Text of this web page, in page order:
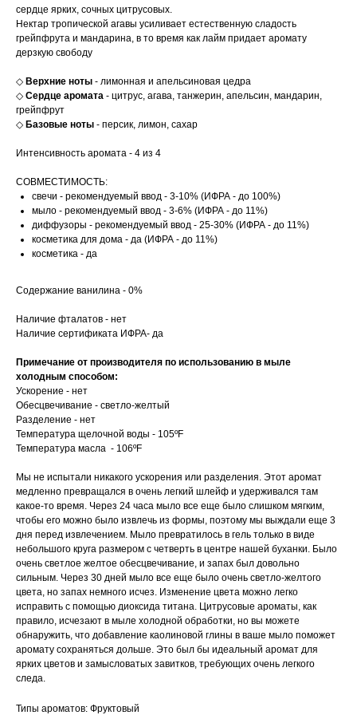
сердце ярких, сочных цитрусовых.
Нектар тропической агавы усиливает естественную сладость
грейпфрута и мандарина, в то время как лайм придает аромату
дерзкую свободу
◇ Верхние ноты - лимонная и апельсиновая цедра
◇ Сердце аромата - цитрус, агава, танжерин, апельсин, мандарин,
грейпфрут
◇ Базовые ноты - персик, лимон, сахар
Интенсивность аромата - 4 из 4
СОВМЕСТИМОСТЬ:
свечи - рекомендуемый ввод - 3-10% (ИФРА - до 100%)
мыло - рекомендуемый ввод - 3-6% (ИФРА - до 11%)
диффузоры - рекомендуемый ввод - 25-30% (ИФРА - до 11%)
косметика для дома - да (ИФРА - до 11%)
косметика - да
Содержание ванилина - 0%
Наличие фталатов - нет
Наличие сертификата ИФРА- да
Примечание от производителя по использованию в мыле
холодным способом:
Ускорение - нет
Обесцвечивание - светло-желтый
Разделение - нет
Температура щелочной воды - 105ºF
Температура масла - 106ºF
Мы не испытали никакого ускорения или разделения. Этот аромат
медленно превращался в очень легкий шлейф и удерживался там
какое-то время. Через 24 часа мыло все еще было слишком мягким,
чтобы его можно было извлечь из формы, поэтому мы выждали еще 3
дня перед извлечением. Мыло превратилось в гель только в виде
небольшого круга размером с четверть в центре нашей буханки. Было
очень светлое желтое обесцвечивание, и запах был довольно
сильным. Через 30 дней мыло все еще было очень светло-желтого
цвета, но запах немного исчез. Изменение цвета можно легко
исправить с помощью диоксида титана. Цитрусовые ароматы, как
правило, исчезают в мыле холодной обработки, но вы можете
обнаружить, что добавление каолиновой глины в ваше мыло поможет
аромату сохраняться дольше. Это был бы идеальный аромат для
ярких цветов и замысловатых завитков, требующих очень легкого
следа.
Типы ароматов: Фруктовый